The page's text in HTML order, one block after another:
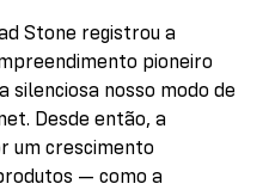
Stone registrou a
pioneiro
nosso modo de
Desde então, a
um crescimento
— como a